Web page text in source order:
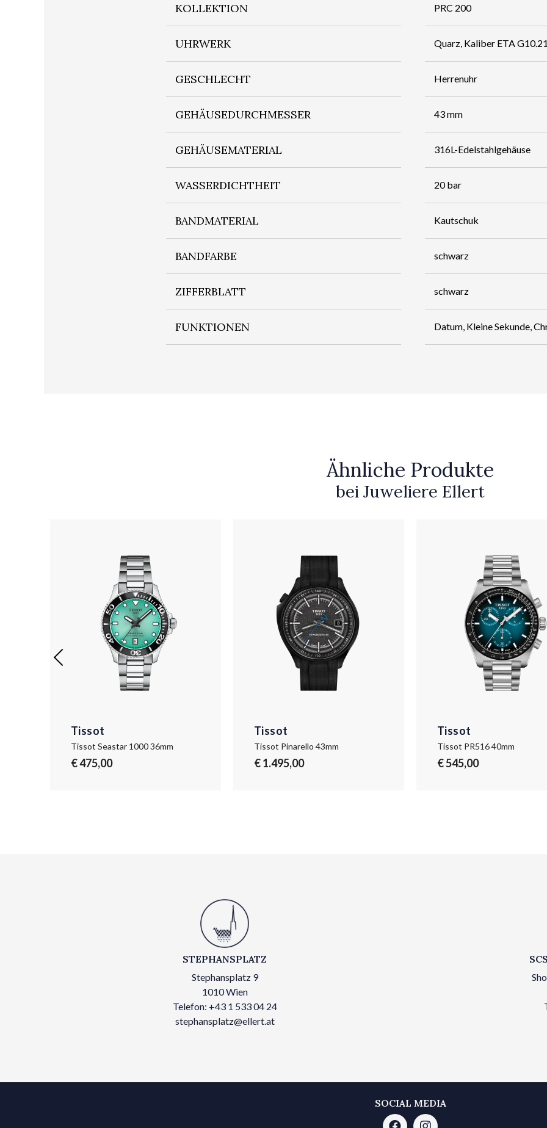
KOLLEKTION PRC 200
UHRWERK Quarz, Kaliber ETA
GESCHLECHT Herrenuhr
GEHÄUSEDURCHMESSER 43 mm
GEHÄUSEMATERIAL 316L-Edelstahlgehäuse
WASSERDICHTHEIT 20 bar
BANDMATERIAL Kautschuk
BANDFARBE schwarz
ZIFFERBLATT schwarz
FUNKTIONEN Datum, Kleine Sekunde,
Ähnliche Produkte
bei Juweliere Ellert
Tissot
Tissot Seastar 1000 36mm
€ 475,00
Tissot
Tissot Pinarello 43mm
€ 1.495,00
Tissot
Tissot PR516 40mm
€ 545,00
STEPHANSPLATZ
Stephansplatz 9
1010 Wien
Telefon: +43 1 533 04 24
stephansplatz@ellert.at
SOCIAL MEDIA